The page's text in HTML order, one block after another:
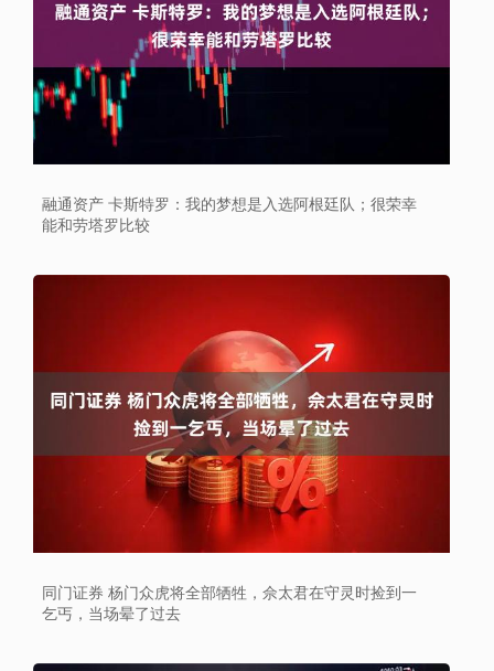
融通资产 卡斯特罗：我的梦想是入选阿根廷队；很荣幸
能和劳塔罗比较
同门证券 杨门众虎将全部牺牲，佘太君在守灵时捡到一
乞丐，当场晕了过去